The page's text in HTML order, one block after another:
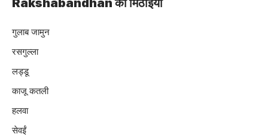
गुलाब जामुन
रसगुल्ला
लड्डू
काजू कतली
हलवा
सेवईं